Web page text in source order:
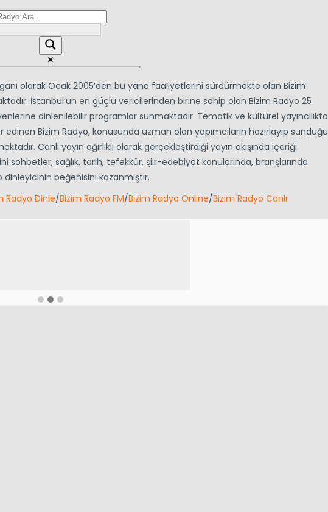
olarak Ocak 2005’den bu yana faaliyetlerini sürdürmekte olan Bizim
İstanbul’un en güçlü vericilerinden birine sahip olan Bizim Radyo 25
dinlenilebilir programlar sunmaktadır. Tematik ve kültürel yayıncılıkta
Bizim Radyo, konusunda uzman olan yapımcıların hazırlayıp sunduğu
Canlı yayın ağırlıklı olarak gerçekleştirdiği yayın akışında içeriği
sohbetler, sağlık, tarih, tefekkür, şiir-edebiyat konularında, branşlarında
beğenisini kazanmıştır.
Radyo Dinle/Bizim Radyo FM/Bizim Radyo Online/Bizim Radyo Canlı